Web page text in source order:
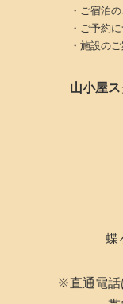
・ご宿泊
・ご予約
・施設の
山小屋
蝶
※直通電話